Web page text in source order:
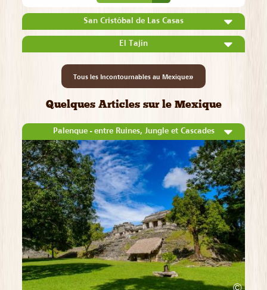
San Cristóbal de Las Casas
El Tajín
Tous les Incontournables au Mexique»
Quelques Articles sur le Mexique
Palenque - entre Ruines, Jungle et Cascades